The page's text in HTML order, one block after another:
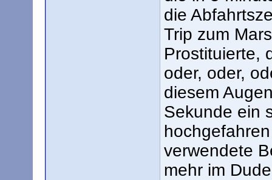
die
Trip zum
Prostituierte,
oder, oder,
diesem
Sekunde ein
verwendete
mehr im